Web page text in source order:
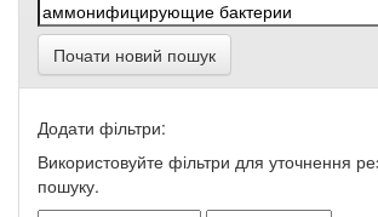
Почати новий пошук
Додати фільтри:
Використовуйте фільтри для уточнення
пошуку.